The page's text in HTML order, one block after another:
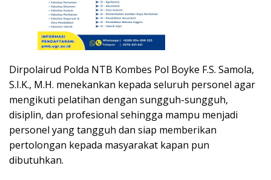
Dirpolairud Polda NTB Kombes Pol Boyke F.S. Samola,
S.I.K., M.H. menekankan kepada seluruh personel agar
mengikuti pelatihan dengan sungguh-sungguh,
disiplin, dan profesional sehingga mampu menjadi
personel yang tangguh dan siap memberikan
pertolongan kepada masyarakat kapan pun
dibutuhkan.